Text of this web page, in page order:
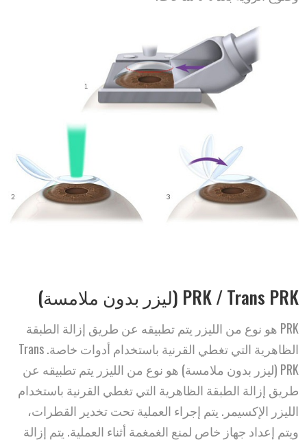
PRK / Trans PRK (ليزر بدون ملامسة)
PRK هو نوع من الليزر يتم تطبيقه عن طريق إزالة الطبقة
الظاهرية التي تغطي القرنية باستخدام أدوات خاصة. Trans
PRK (ليزر بدون ملامسة) هو نوع من الليزر يتم تطبيقه عن
طريق إزالة الطبقة الظاهرية التي تغطي القرنية باستخدام
الليزر الإكسيمر. يتم إجراء العملية تحت تخدير القطرات،
ويتم إعداد جهاز خاص لمنع الغمغمة أثناء العملية. يتم إزالة